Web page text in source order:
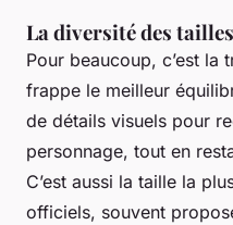
La diversité des
Pour beaucoup, c’est la
frappe le meilleur
de détails visuels pour
personnage, tout en
C’est aussi la taille la
officiels, souvent